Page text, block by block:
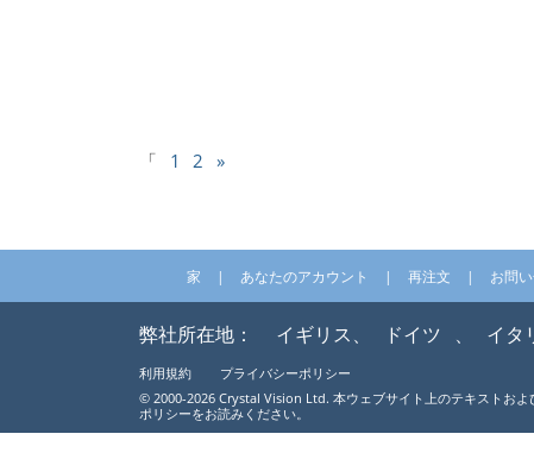
「 1 2 »
家 あなたのアカウント 再注文 お問
弊社所在地： イギリス、 ドイツ 、 イタ
利用規約
プライバシーポリシー
© 2000-2026 Crystal Vision Ltd. 本ウェブサイト上のテキストおよ
ポリシーをお読みください。